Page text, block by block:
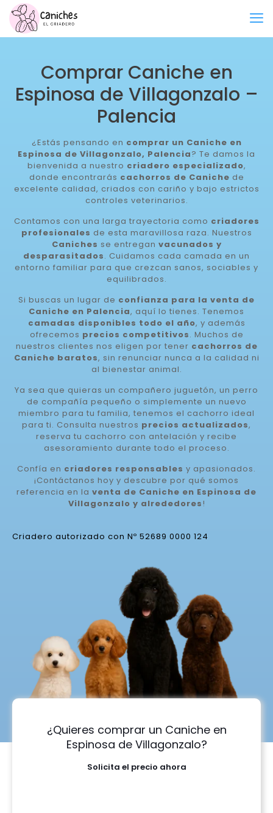
Comprar Caniche en
Espinosa de Villagonzalo –
Palencia
¿Estás pensando en comprar un Caniche en
Espinosa de Villagonzalo, Palencia? Te damos la
bienvenida a nuestro criadero especializado,
donde encontrarás cachorros de Caniche de
excelente calidad, criados con cariño y bajo estrictos
controles veterinarios.
Contamos con una larga trayectoria como criadores
profesionales de esta maravillosa raza. Nuestros
Caniches se entregan vacunados y
desparasitados. Cuidamos cada camada en un
entorno familiar para que crezcan sanos, sociables y
equilibrados.
Si buscas un lugar de confianza para la venta de
Caniche en Palencia, aquí lo tienes. Tenemos
camadas disponibles todo el año, y además
ofrecemos precios competitivos. Muchos de
nuestros clientes nos eligen por tener cachorros de
Caniche baratos, sin renunciar nunca a la calidad ni
al bienestar animal.
Ya sea que quieras un compañero juguetón, un perro
de compañía pequeño o simplemente un nuevo
miembro para tu familia, tenemos el cachorro ideal
para ti. Consulta nuestros precios actualizados,
reserva tu cachorro con antelación y recibe
asesoramiento durante todo el proceso.
Confía en criadores responsables y apasionados.
¡Contáctanos hoy y descubre por qué somos
referencia en la venta de Caniche en Espinosa de
Villagonzalo y alrededores!
Criadero autorizado con Nº 52689 0000 124
¿Quieres comprar un Caniche en
Espinosa de Villagonzalo?
Solicita el precio ahora